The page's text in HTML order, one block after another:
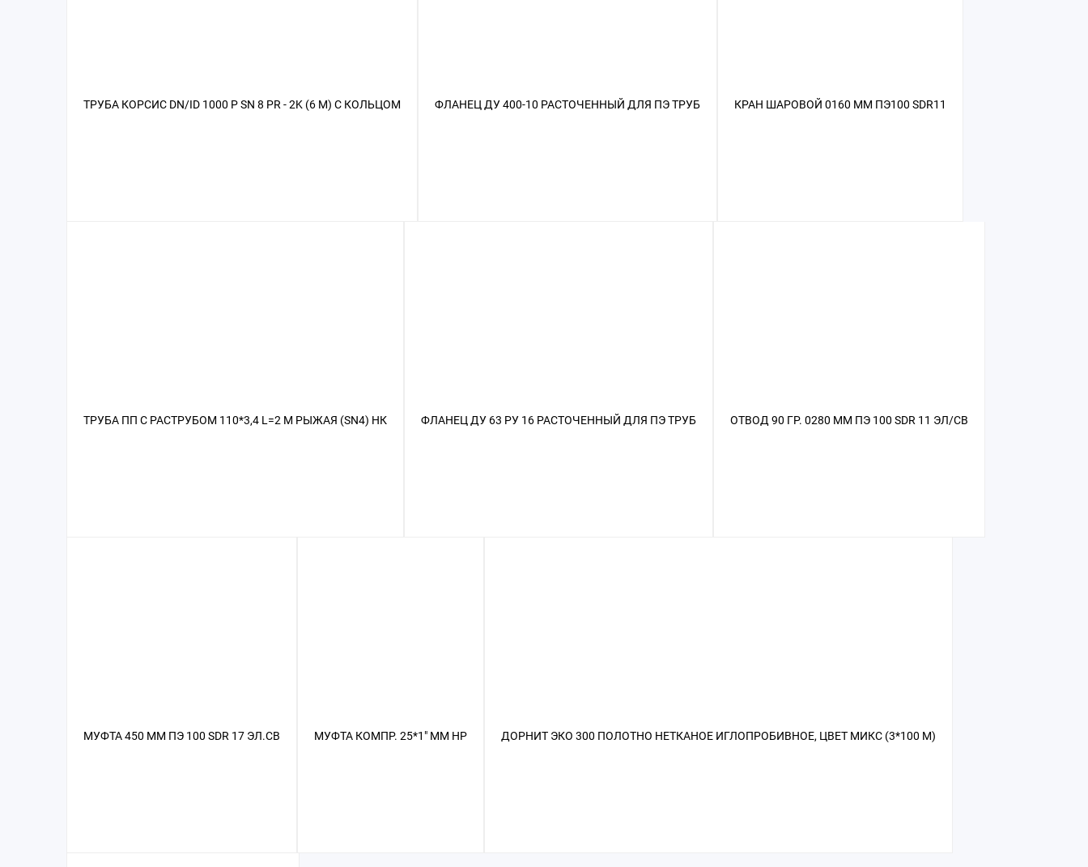
ТРУБА КОРСИС DN/ID 1000 Р SN 8 PR - 2K (6 М) С КОЛЬЦОМ ФЛАНЕЦ ДУ 400-10 РАСТОЧЕННЫЙ ДЛЯ ПЭ ТРУБ КРАН ШАРОВОЙ 0160 ММ ПЭ100 SDR11
ТРУБА ПП С РАСТРУБОМ 110*3,4 L=2 М РЫЖАЯ (SN4) НК ФЛАНЕЦ ДУ 63 РУ 16 РАСТОЧЕННЫЙ ДЛЯ ПЭ ТРУБ ОТВОД 90 ГР. 0280 ММ ПЭ 100 SDR 11 ЭЛ/СВ
МУФТА 450 ММ ПЭ 100 SDR 17 ЭЛ.СВ МУФТА КОМПР. 25*1" ММ НР ДОРНИТ ЭКО 300 ПОЛОТНО НЕТКАНОЕ ИГЛОПРОБИВНОЕ, ЦВЕТ МИКС (3*100 М)